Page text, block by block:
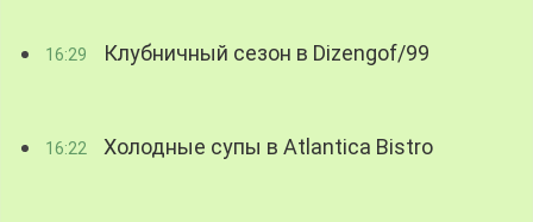
16:29 Клубничный сезон в Dizengof/99
16:22 Холодные супы в Atlantica Bistro